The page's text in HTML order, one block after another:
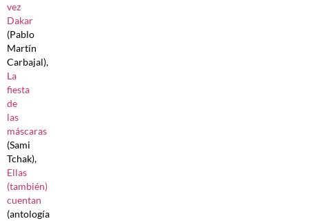
vez
Dakar
(Pablo
Martín
Carbajal),
La
fiesta
de
las
máscaras
(Sami
Tchak),
Ellas
(también)
cuentan
(antología